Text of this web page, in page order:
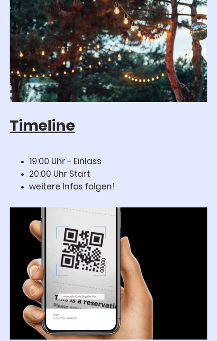
Timeline
19:00 Uhr - Einlass
20:00 Uhr Start
weitere Infos folgen!